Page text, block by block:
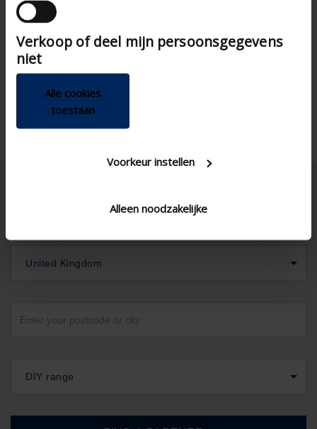
andere informatie die u aan ze heeft verstrekt of
die ze hebben verzameld op basis van uw gebruik
van hun services.
Verkoop of deel mijn persoonsgegevens
niet
Alle cookies
toestaan
Voorkeur instellen
Alleen noodzakelijke
Technical specifications
Air tightness class
Joinable
United Kingdom
DIY range